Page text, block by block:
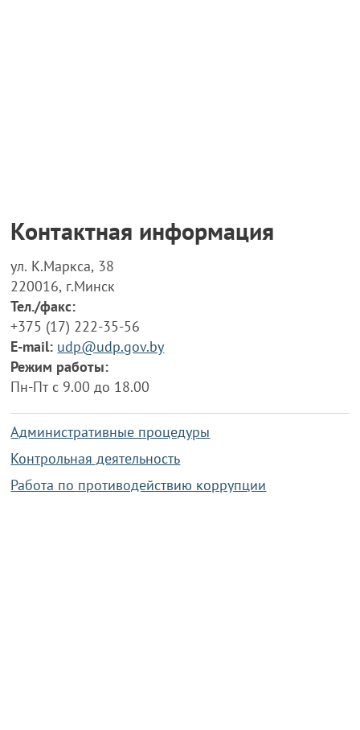
Контактная информация
ул. К.Маркса, 38
220016, г.Минск
Тел./факс:
+375 (17) 222-35-56
E-mail: udp@udp.gov.by
Режим работы:
Пн-Пт с 9.00 до 18.00
Административные процедуры
Контрольная деятельность
Работа по противодействию коррупции